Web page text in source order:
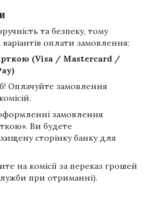
та безпеку, тому
оплати замовлення:
(Visa / Mastercard /
Оплачуйте замовлення
замовлення
Ви будете
сторінку банку для
на комісії за переказ грошей
при отриманні).